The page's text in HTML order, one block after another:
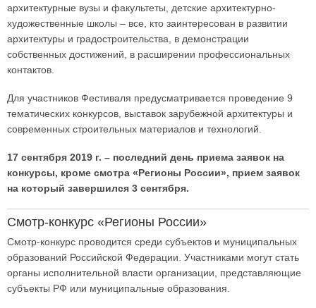
архитектурные вузы и факультеты, детские архитектурно-
художественные школы – все, кто заинтересован в развитии
архитектуры и градостроительства, в демонстрации
собственных достижений, в расширении профессиональных
контактов.
Для участников Фестиваля предусматривается проведение 9
тематических конкурсов, выставок зарубежной архитектуры и
современных строительных материалов и технологий.
17 сентября 2019 г. – последний день приема заявок на
конкурсы, кроме смотра «Регионы России», прием заявок
на который завершился 3 сентября.
Смотр-конкурс «Регионы России»
Смотр-конкурс проводится среди субъектов и муниципальных
образований Российской Федерации. Участниками могут стать
органы исполнительной власти организации, представляющие
субъекты РФ или муниципальные образования.